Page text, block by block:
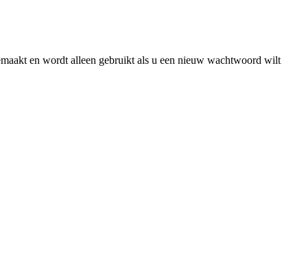
en wordt alleen gebruikt als u een nieuw wachtwoord wilt